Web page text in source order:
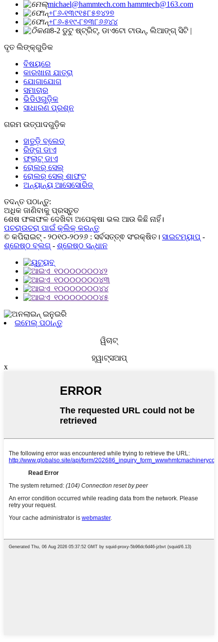
michael@hammtech.com hammtech@163.com
+୮୬-୧୩୯୧୫୮୫୭୪୨୭
+୮୬-୫୧୯-୮୭୩୮୬୬୪୪
8-2 ଡୁଟୁ ଷ୍ଟ୍ରିଟ୍, ଡାଏଟୋ ଟାଉନ୍, ଲିଆଙ୍ଗ୍ ସିଟି |
ଦୃତ ଲିଙ୍କ୍ଗୁଡିକ
ବିଷୟରେ
କାରଖାନା ଯାତ୍ରା
ଯୋଗାଯୋଗ
ସମାଚାର
ଭିଡିଓଗୁଡ଼ିକ
ସାଧାରଣ ପ୍ରଶ୍ନ
ଗରମ ଉତ୍ପାଦଗୁଡ଼ିକ
ହାତୁଡ଼ି ବ୍ଲେଡ୍
ରିଙ୍ଗ ଡାଏ
ଫ୍ଲାଟ୍ ଡାଏ
ରୋଲର୍ ସେଲ୍
ରୋଲର୍ ସେଲ୍ ଶାଫ୍ଟ
ଅନ୍ୟାନ୍ୟ ଆସେସୋରିଜ୍
ତଦନ୍ତ ପଠାନ୍ତୁ:
ଅଧିକ ଜାଣିବାକୁ ପ୍ରସ୍ତୁତ
ଶେଷ ଫଳାଫଳ ଦେଖିବା ଅପେକ୍ଷା ଭଲ ଆଉ କିଛି ନାହିଁ।
ପଚରାଉଚରା ପାଇଁ କ୍ଲିକ୍ କରନ୍ତୁ
© କପିରାଇଟ୍ - ୨୦୧୦-୨୦୨୬ : ସର୍ବସତ୍ତ୍ଵ ସଂରକ୍ଷିତ। ସାଇଟମ୍ୟାପ୍ -
ଶ୍ରେଷ୍ଠ ବ୍ଲଗ୍ - ଶ୍ରେଷ୍ଠ ସନ୍ଧାନ
ଇମେଲ୍ ପଠାନ୍ତୁ
ୱିଚାଟ୍
ହ୍ୱାଟ୍ସଆପ୍
x